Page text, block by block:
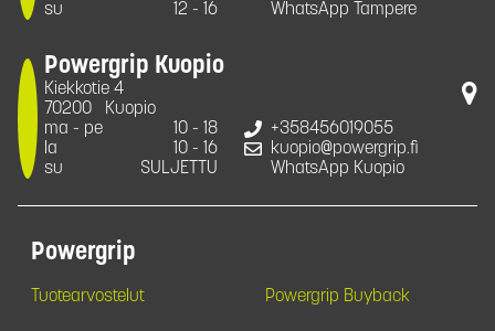
su
12 - 16
WhatsApp Tampere
Powergrip Kuopio
Kiekkotie 4
70200
Kuopio
ma - pe
10 - 18
la
10 - 16
su
SULJETTU
+358456019055
kuopio@powergrip.fi
WhatsApp Kuopio
Powergrip
Tuotearvostelut Powergrip Buyback